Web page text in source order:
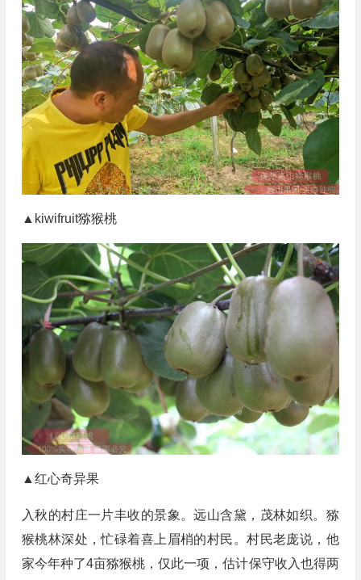
▲kiwifruit猕猴桃
▲红心奇异果
入秋的村庄一片丰收的景象。远山含黛，茂林如织。猕
猴桃林深处，忙碌着喜上眉梢的村民。村民老庞说，他
家今年种了4亩猕猴桃，仅此一项，估计保守收入也得两